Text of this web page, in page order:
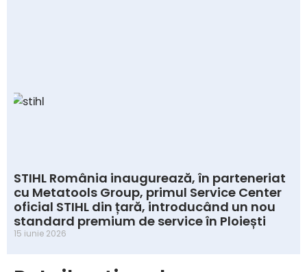
STIHL România inaugurează, în parteneriat
cu Metatools Group, primul Service Center
oficial STIHL din țară, introducând un nou
standard premium de service în Ploiești
15 iunie 2026